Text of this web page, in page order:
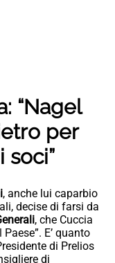
“Nagel
per
, anche lui caparbio
decise di farsi da
, che Cuccia
E’ quanto
di Prelios
di